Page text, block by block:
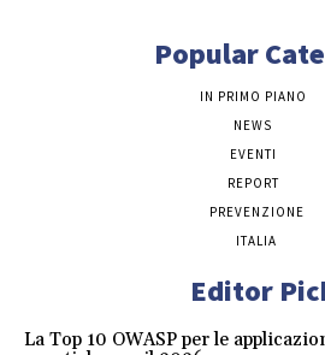
Popular
IN PRIMO PIANO
NEWS
EVENTI
REPORT
PREVENZIONE
ITALIA
Editor
La Top 10 OWASP per le